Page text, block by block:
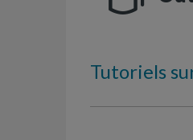
Tutoriels